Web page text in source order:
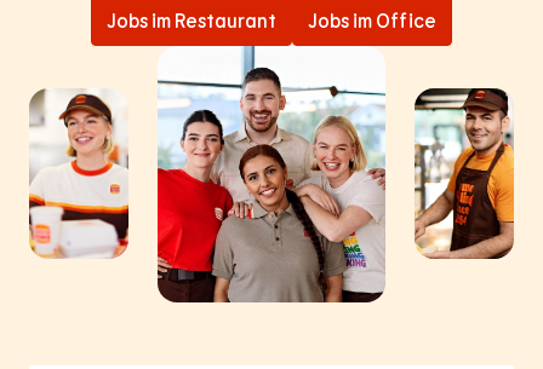
Jobs im Restaurant Jobs im Office